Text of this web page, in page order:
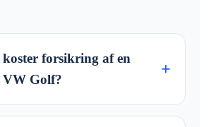
forsikring af en
Golf?
+